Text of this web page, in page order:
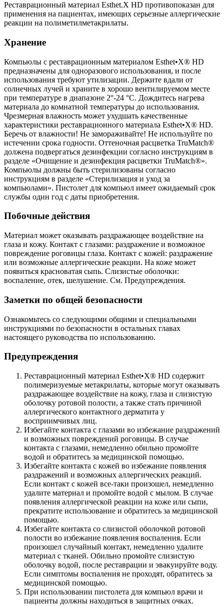
Реставрационный материал Esthet.X HD противопоказан для
применения на пациентах, имеющих серьезные аллергические
реакции на полиметилметакрилаты.
Хранение
Компьюлы с реставрационным материалом Esthet•X® HD
предназначены для одноразового использования, и после
использования требуют утилизации. Держите вдали от
солнечных лучей и храните в хорошо вентилируемом месте
при температуре в диапазоне 2°-24 °C. Дождитесь нагрева
материала до комнатной температуры до использования.
Чрезмерная влажность может ухудшать качественные
характеристики реставрационного материала Esthet•X® HD.
Беречь от влажности! Не замораживайте! Не используйте по
истечении срока годности. Оттеночная расцветка TruMatch®
должена подвергаться дезинфекции согласно инструкциям в
разделе «Очищение и дезинфекция расцветки TruMatch®».
Компьюлы должны быть стерилизованы согласно
инструкциям в разделе «Стерилизация и уход за
компьюлами». Пистолет для компьюл имеет ожидаемый срок
службы один год с даты приобретения.
Побочные действия
Материал может оказывать раздражающее воздействие на
глаза и кожу. Контакт с глазами: раздражение и возможное
повреждение роговицы глаза. Контакт с кожей: раздражение
или возможные аллергические реакции. На коже может
появиться красноватая сыпь. Слизистые оболочки:
воспаление, отек, шелушение. См. Предупреждения.
Заметки по общей безопасности
Ознакомьтесь со следующими общими и специальными
инструкциями по безопасности в остальных главах
настоящего руководства по использованию.
Предупреждения
Реставрационный материал Esthet•X® HD содержит
полимеризуемые метакрилаты, которые могут оказывать
раздражающее воздействие на кожу, глаза и слизистую
оболочку ротовой полости, а также стать причиной
аллергического контактного дерматита у
восприимчивых лиц.
Избегайте контакта с глазами во избежание раздражений
и возможных повреждений роговицы. В случае
контакта с глазами, немедленно обильно промойте
водой и обратитесь за медицинской помощью.
Избегайте контакта с кожей во избежание появления
раздражений и возможных аллергических реакций.
Если контакт с кожей все-таки произошел, немедленно
удалите материал и промойте водой с мылом. В случае
появления аллергической реакции на коже или сыпи,
прекратите использование и обратитесь за медицинской
помощью.
Избегайте контакта со слизистой оболочкой ротовой
полости во избежание появления воспаления. Если
произошел случайный контакт, немедленно удалите
материал с тканей. Обильно промойте слизистую
оболочку водой, после реставрации и эвакуируйте воду.
Если симптомы воспаления не проходят, обратитесь за
медицинской помощью.
При использовании пистолета для компьюл врачи и
пациенты должны находиться в защитных очках.